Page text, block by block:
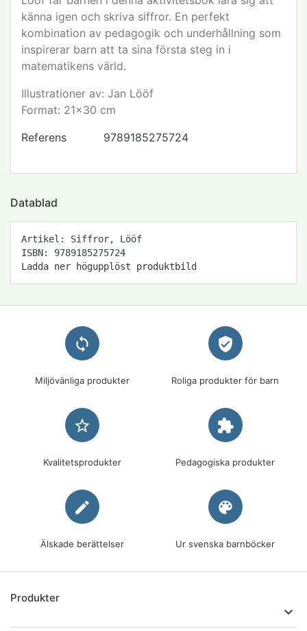
känna igen och skriva siffror. En perfekt
kombination av pedagogik och underhållning som
inspirerar barn att ta sina första steg in i
matematikens värld.
Illustrationer av: Jan Lööf
Format: 21x30 cm
Referens
9789185275724
Datablad
Artikel: Siffror, Lööf
ISBN: 9789185275724
Ladda ner högupplöst produktbild
loop
Miljövänliga produkter
verified_user
Roliga produkter för barn
star_border
Kvalitetsprodukter
extension
Pedagogiska produkter
edit
Älskade berättelser
palette
Ur svenska barnböcker
Produkter
